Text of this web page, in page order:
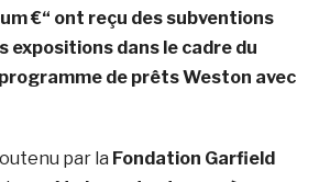
€“ ont reçu des subventions
expositions dans le cadre du
de prêts Weston avec
par la Fondation Garfield